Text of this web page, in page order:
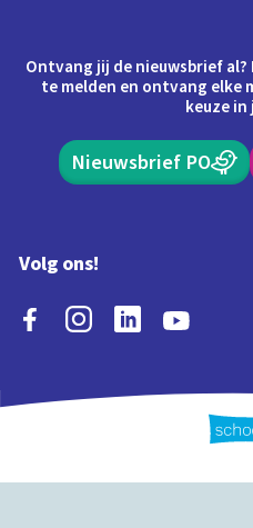
Ontvang jij de nieuwsbrief
te melden en ontvang elke
keuze in
Nieuwsbrief PO
Volg ons!